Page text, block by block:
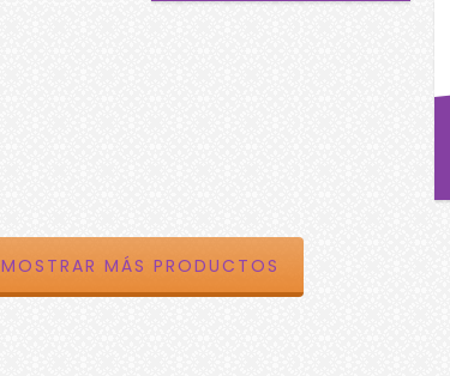
MOSTRAR MÁS PRODUCTOS